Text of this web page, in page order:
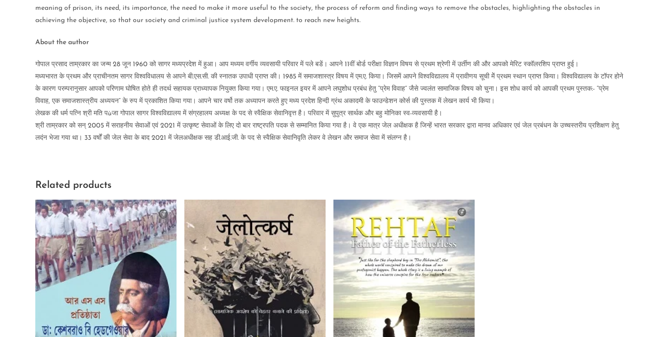
meaning of prison, its need, its importance, the need to make it more useful to the society, the process of reform and finding ways to remove the obstacles, highlighting the obstacles in
achieving the objective, so that our society and criminal justice system development. to reach new heights.
About the author
गोपाल प्रसाद ताम्रकार का जन्म 28 जून 1960 को सागर मध्यप्रदेश में हुआ। आप मध्यम वर्गीय व्यवसायी परिवार में पले बडें। आपने 11वीं बोर्ड परीक्षा विज्ञान विषय से प्रथम श्रेणी में उर्तीण की और आपको मेरिट स्कॉलरशिप प्राप्त हुई।
मध्यभारत के प्रथम और प्राचीनतम सागर विश्वविधालय से आपने बी.एस.सी. की स्नातक उपाधी प्राप्त की। 1985 में समाजशास्त्र विषय में एम.ए. किया। जिसमें आपने विश्वविद्यालय में प्रावीणय सूची मेें प्रथम स्थान प्राप्त किया। विश्वविद्यालय के टॉपर होने
के कारण परम्परानुसार आपको परिणाम घोषित होते ही तदर्थ सहायक प्राध्यापक नियुक्त किया गया। एम.ए. फाइनल इयर में आपने लघुशोध प्रबंध हेतु “प्रेम विवाह” जैसे ज्वलंत सामाजिक विषय को चुना। इस शोध कार्य को आपकी प्रथम पुस्तक:- “प्रेम
विवाह, एक समाजशास्त्रीय अध्ययन” के रुप में प्रकाशित किया गया। आपने चार वर्षो तक अध्यापन करते हुए मध्य प्रदेश हिन्दी ग्रंथ अकादमी के फाउन्डेशन कोर्स की पुस्तक में लेखन कार्य भी किया।
लेखक की धर्म पत्नि श्री मति पùजा गोपाल सागर विश्वविद्यालय में संग्रहालय अध्यक्ष के पद से स्वैक्षिक सेवानिवृत्त है। परिवार में सुपुत्र सार्थक और बहु मोनिका स्व-व्यवसायी है।
श्री ताम्रकार को सन् 2005 में सराहनीय सेवाओं एवं 2021 में उत्कृष्ट सेवाओं के लिए दो बार राष्ट्रपति पदक से सम्मानित किया गया है। वे एक मात्र जेल अधीक्षक है जिन्हें भारत सरकार द्वारा मानव अधिकार एवं जेल प्रबंधन के उच्चस्तरीय प्रशिक्षण हेतु
लदंन भेजा गया था। 33 वर्षों की जेल सेवा के बाद 2021 में जेलअधीक्षक सह डी.आई.जी. के पद से स्वैक्षिक सेवानिवृति लेकर वे लेखन और समाज सेवा में संलग्न है।
Related products